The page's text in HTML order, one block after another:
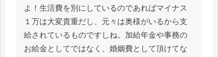
よ！生活費を別にしているのであればマイナス
１万は大変貴重だし、元々は奥様がいるから支
給されているものですしね。加給年金や事務の
お給金としてではなく、婚姻費として頂けてな